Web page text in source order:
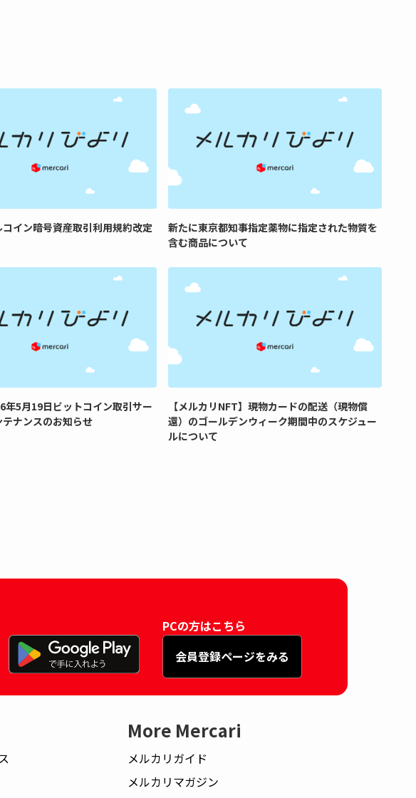
コイン暗号資産取引利用規約改定
新たに東京都知事指定薬物に指定された物質を
含む商品について
年5月19日ビットコイン取引サー
テナンスのお知らせ
【メルカリNFT】現物カードの配送（現物償
還）のゴールデンウィーク期間中のスケジュー
ルについて
PCの方はこちら
会員登録ページをみる
More Mercari
メルカリガイド
メルカリマガジン